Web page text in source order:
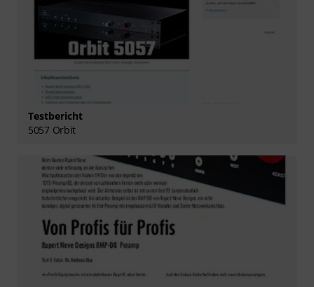
Testbericht
5057 Orbit